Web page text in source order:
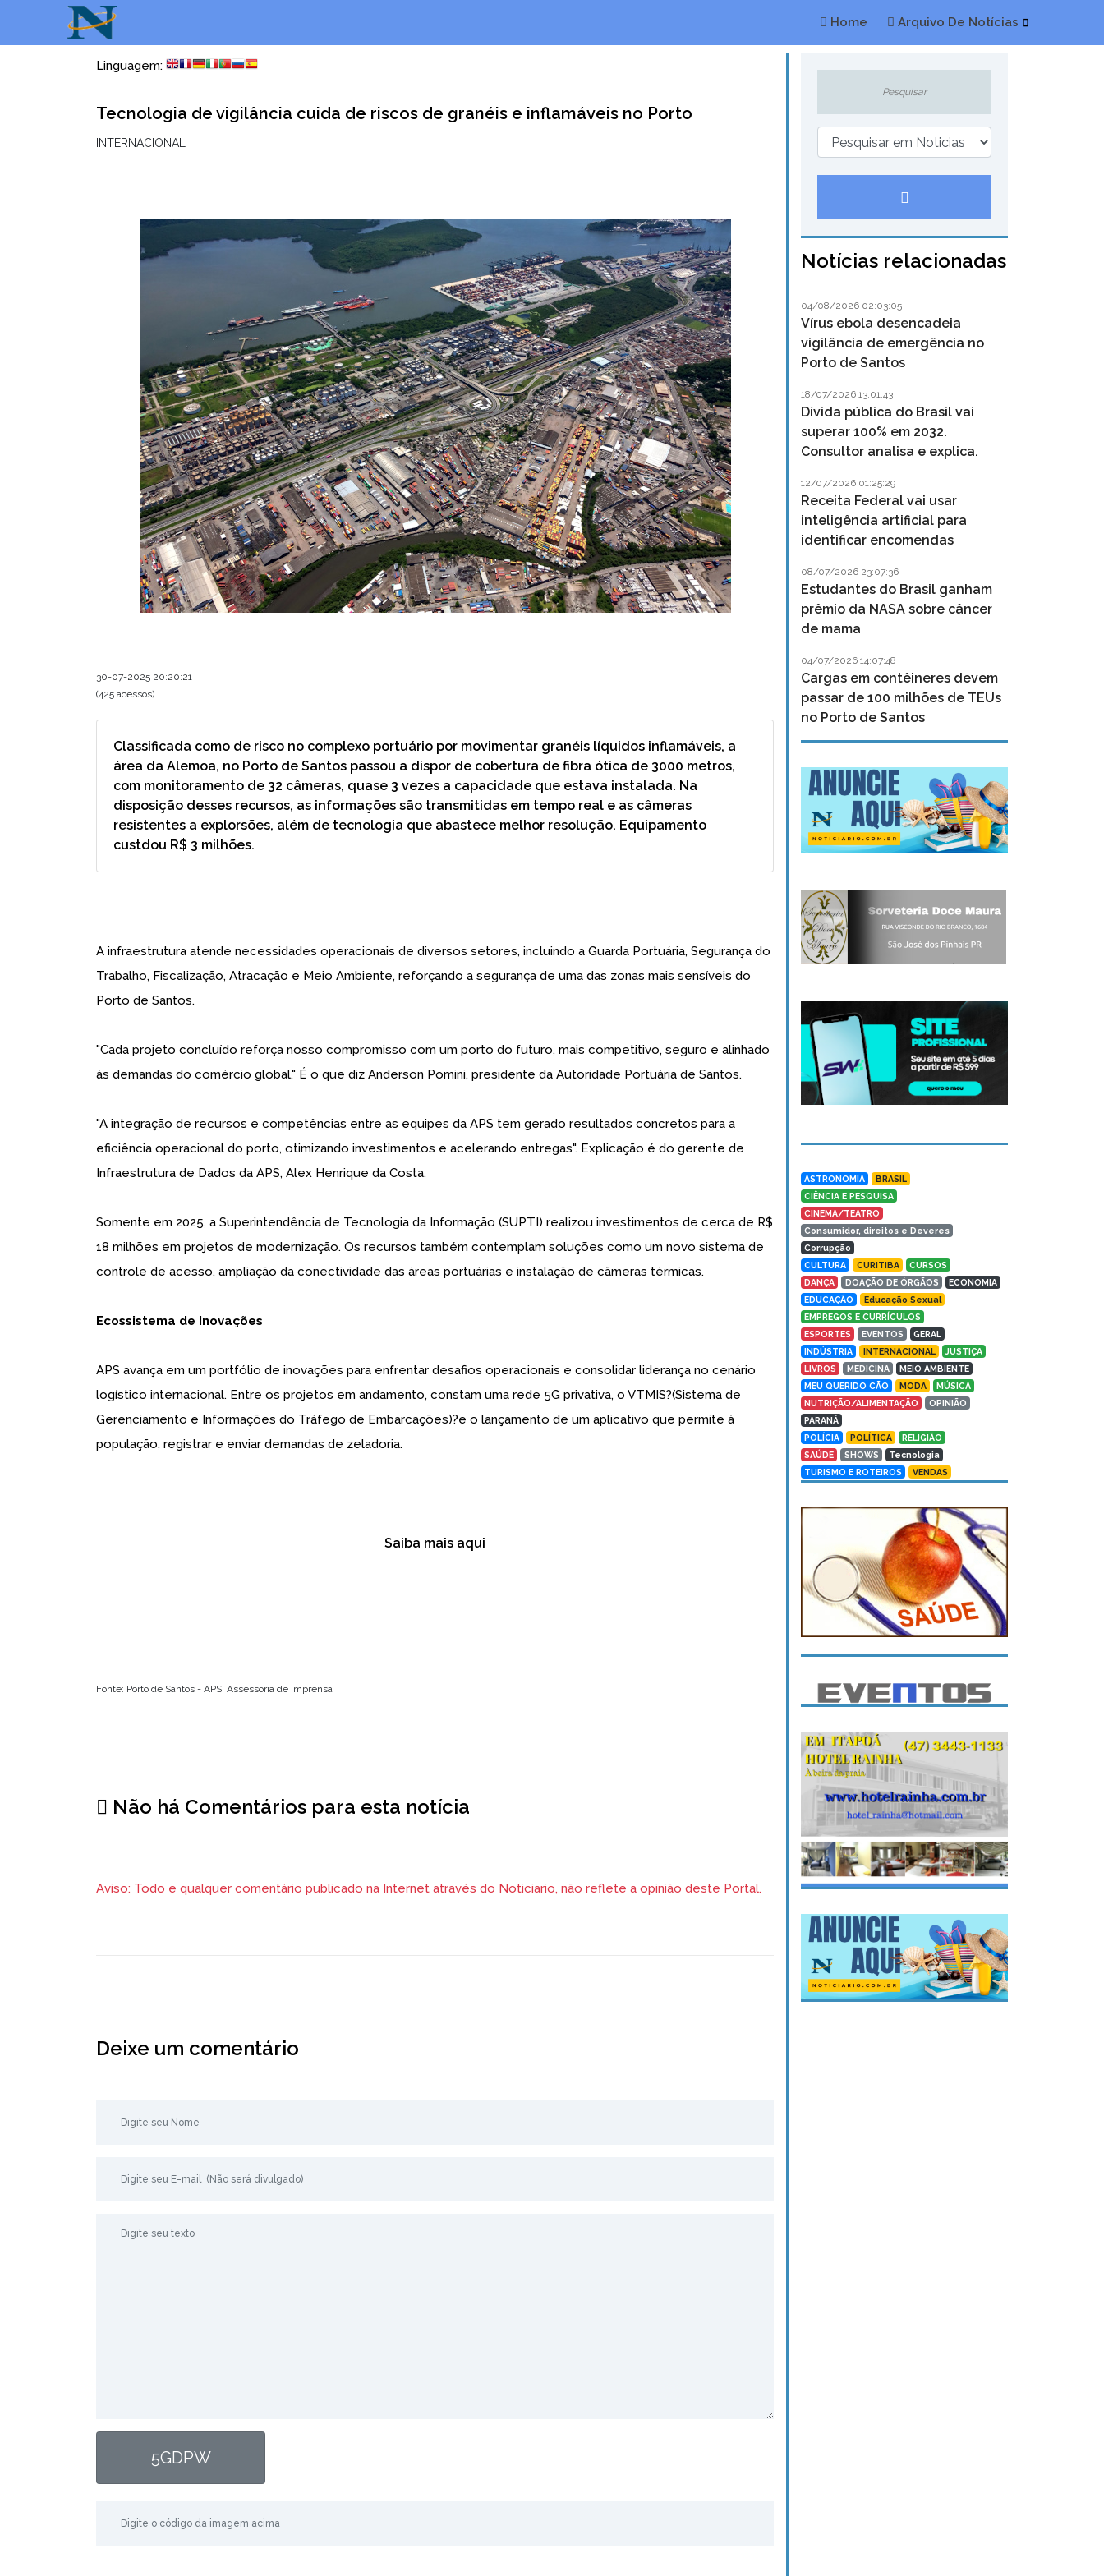
Home Arquivo De Notícias
Linguagem:
Tecnologia de vigilância cuida de riscos de granéis e inflamáveis no Porto
INTERNACIONAL
30-07-2025 20:20:21
(425 acessos)
Classificada como de risco no complexo portuário por movimentar granéis líquidos inflamáveis, a
área da Alemoa, no Porto de Santos passou a dispor de cobertura de fibra ótica de 3000 metros,
com monitoramento de 32 câmeras, quase 3 vezes a capacidade que estava instalada. Na
disposição desses recursos, as informações são transmitidas em tempo real e as câmeras
resistentes a explorsões, além de tecnologia que abastece melhor resolução. Equipamento
custdou R$ 3 milhões.
A infraestrutura atende necessidades operacionais de diversos setores, incluindo a Guarda Portuária, Segurança do
Trabalho, Fiscalização, Atracação e Meio Ambiente, reforçando a segurança de uma das zonas mais sensíveis do
Porto de Santos.
"Cada projeto concluído reforça nosso compromisso com um porto do futuro, mais competitivo, seguro e alinhado
às demandas do comércio global." É o que diz Anderson Pomini, presidente da Autoridade Portuária de Santos.
"A integração de recursos e competências entre as equipes da APS tem gerado resultados concretos para a
eficiência operacional do porto, otimizando investimentos e acelerando entregas". Explicação é do gerente de
Infraestrutura de Dados da APS, Alex Henrique da Costa.
Somente em 2025, a Superintendência de Tecnologia da Informação (SUPTI) realizou investimentos de cerca de R$
18 milhões em projetos de modernização. Os recursos também contemplam soluções como um novo sistema de
controle de acesso, ampliação da conectividade das áreas portuárias e instalação de câmeras térmicas.
Ecossistema de Inovações
APS avança em um portfólio de inovações para enfrentar desafios operacionais e consolidar liderança no cenário
logístico internacional. Entre os projetos em andamento, constam uma rede 5G privativa, o VTMIS?(Sistema de
Gerenciamento e Informações do Tráfego de Embarcações)?e o lançamento de um aplicativo que permite à
população, registrar e enviar demandas de zeladoria.
Saiba mais aqui
Fonte: Porto de Santos - APS, Assessoria de Imprensa
Não há Comentários para esta notícia
Aviso: Todo e qualquer comentário publicado na Internet através do Noticiario, não reflete a opinião deste Portal.
Deixe um comentário
5GDPW
Notícias relacionadas
04/08/2026 02:03:05
Vírus ebola desencadeia
vigilância de emergência no
Porto de Santos
18/07/2026 13:01:43
Dívida pública do Brasil vai
superar 100% em 2032.
Consultor analisa e explica.
12/07/2026 01:25:29
Receita Federal vai usar
inteligência artificial para
identificar encomendas
08/07/2026 23:07:36
Estudantes do Brasil ganham
prêmio da NASA sobre câncer
de mama
04/07/2026 14:07:48
Cargas em contêineres devem
passar de 100 milhões de TEUs
no Porto de Santos
ASTRONOMIA
BRASIL
CIÊNCIA E PESQUISA
CINEMA/TEATRO
Consumidor, direitos e Deveres
Corrupção
CULTURA
CURITIBA
CURSOS
DANÇA
DOAÇÃO DE ÓRGÃOS
ECONOMIA
EDUCAÇÃO
Educação Sexual
EMPREGOS E CURRÍCULOS
ESPORTES
EVENTOS
GERAL
INDÚSTRIA
INTERNACIONAL
JUSTIÇA
LIVROS
MEDICINA
MEIO AMBIENTE
MEU QUERIDO CÃO
MODA
MÚSICA
NUTRIÇÃO/ALIMENTAÇÃO
OPINIÃO
PARANÁ
POLÍCIA
POLÍTICA
RELIGIÃO
SAÚDE
SHOWS
Tecnologia
TURISMO E ROTEIROS
VENDAS